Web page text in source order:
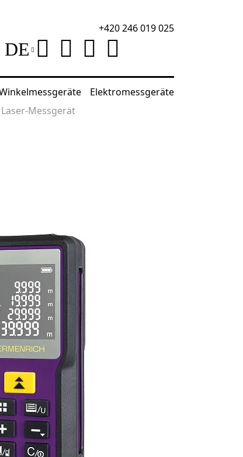
+420 246 019 025
DE
Elektromessgeräte
Messgerät